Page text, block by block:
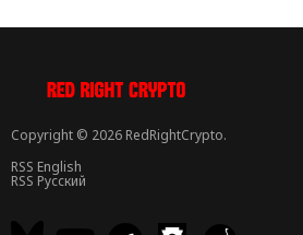
Copyright © 2026 RedRightCrypto.
RSS English
RSS Русский